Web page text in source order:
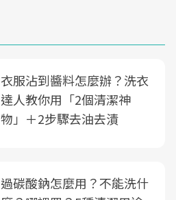
衣服沾到醬料怎麼辦？洗衣
達人教你用「2個清潔神
物」＋2步驟去油去漬
過碳酸鈉怎麼用？不能洗什